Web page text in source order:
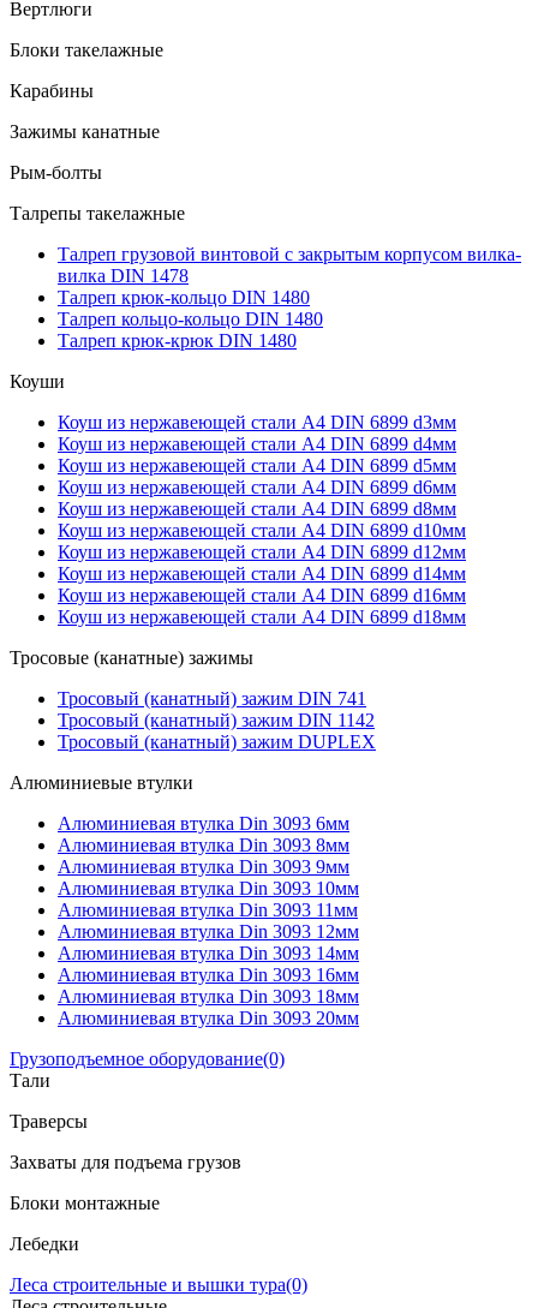
Вертлюги
Блоки такелажные
Карабины
Зажимы канатные
Рым-болты
Талрепы такелажные
Талреп грузовой винтовой с закрытым корпусом вилка-
вилка DIN 1478
Талреп крюк-кольцо DIN 1480
Талреп кольцо-кольцо DIN 1480
Талреп крюк-крюк DIN 1480
Коуши
Коуш из нержавеющей стали А4 DIN 6899 d3мм
Коуш из нержавеющей стали А4 DIN 6899 d4мм
Коуш из нержавеющей стали А4 DIN 6899 d5мм
Коуш из нержавеющей стали А4 DIN 6899 d6мм
Коуш из нержавеющей стали А4 DIN 6899 d8мм
Коуш из нержавеющей стали А4 DIN 6899 d10мм
Коуш из нержавеющей стали А4 DIN 6899 d12мм
Коуш из нержавеющей стали А4 DIN 6899 d14мм
Коуш из нержавеющей стали А4 DIN 6899 d16мм
Коуш из нержавеющей стали А4 DIN 6899 d18мм
Тросовые (канатные) зажимы
Тросовый (канатный) зажим DIN 741
Тросовый (канатный) зажим DIN 1142
Тросовый (канатный) зажим DUPLEX
Алюминиевые втулки
Алюминиевая втулка Din 3093 6мм
Алюминиевая втулка Din 3093 8мм
Алюминиевая втулка Din 3093 9мм
Алюминиевая втулка Din 3093 10мм
Алюминиевая втулка Din 3093 11мм
Алюминиевая втулка Din 3093 12мм
Алюминиевая втулка Din 3093 14мм
Алюминиевая втулка Din 3093 16мм
Алюминиевая втулка Din 3093 18мм
Алюминиевая втулка Din 3093 20мм
Грузоподъемное оборудование(0)
Тали
Траверсы
Захваты для подъема грузов
Блоки монтажные
Лебедки
Леса строительные и вышки тура(0)